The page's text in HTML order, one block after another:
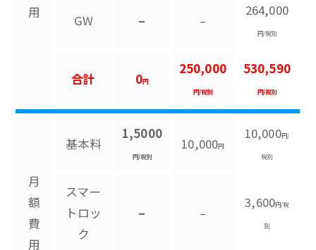
用
GW – –
264,000
円/税別
合計 0円
250,000
円/税別
530,590
円/税別
月
額
費
用
基本料
1,5000
円/税別
10,000円
10,000円/
税別
スマー
トロッ
ク
– –
3,600円/税
別